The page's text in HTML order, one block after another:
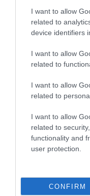
I want to allow
related to
device identifiers
I want to allow
related to
I want to allow
related to
I want to allow
related to
functionality and
user protection.
CONFIRM
raccogliere le follie
improvvisati, che
un ristorante...
Ricette in